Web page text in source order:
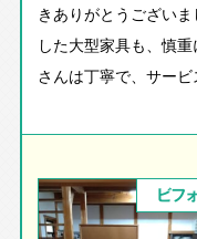
きありがとうござい
した大型家具も、慎
さんは丁寧で、サービ
ビフ